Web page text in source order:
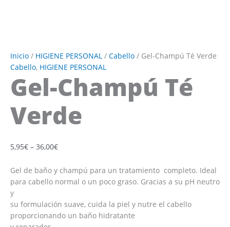
Inicio / HIGIENE PERSONAL / Cabello / Gel-Champú Té Verde
Cabello, HIGIENE PERSONAL
Gel-Champú Té
Verde
5,95€ – 36,00€
Gel de baño y champú para un tratamiento completo. Ideal
para cabello normal o un poco graso. Gracias a su pH neutro
y
su formulación suave, cuida la piel y nutre el cabello
proporcionando un baño hidratante